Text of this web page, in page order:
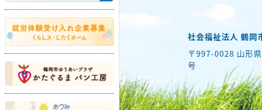
社会福祉法人 鶴岡
〒997-0028 山形
号